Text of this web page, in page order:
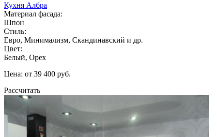
Кухня Албра
Материал фасада:
Шпон
Стиль:
Евро, Минимализм, Скандинавский и др.
Цвет:
Белый, Орех
Цена: от 39 400 руб.
Рассчитать